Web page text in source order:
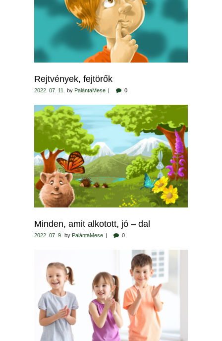
Rejtvények, fejtörők
2022. 07. 11. by PalántaMese 0
Minden, amit alkotott, jó – dal
2022. 07. 9. by PalántaMese 0